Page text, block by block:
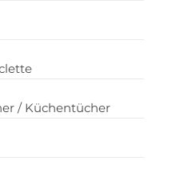
/ Küchentücher